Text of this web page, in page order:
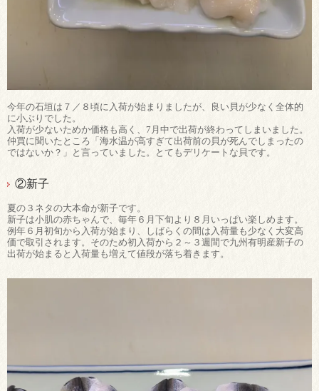
今年の石垣は７／８頃に入荷が始まりましたが、良い貝が少なく全体的
に小ぶりでした。
入荷が少ないためか価格も高く、7月中で出荷が終わってしまいました。
仲買に聞いたところ「海水温が高すぎて出荷前の貝が死んでしまったの
ではないか？」と言っていました。とてもデリケートな貝です。
②新子
夏の３ネタの大本命が新子です。
新子は小肌の赤ちゃんで、毎年６月下旬より８月いっぱい楽しめます。
例年６月初旬から入荷が始まり、しばらくの間は入荷量も少なく大変高
価で取引されます。そのため初入荷から２～３週間で九州有明産新子の
出荷が始まると入荷量も増えて値段が落ち着きます。